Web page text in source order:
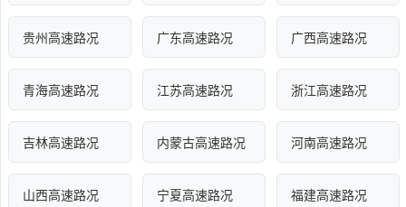
贵州高速路况 广东高速路况 广西高速路况
青海高速路况 江苏高速路况 浙江高速路况
吉林高速路况 内蒙古高速路况 河南高速路况
山西高速路况 宁夏高速路况 福建高速路况